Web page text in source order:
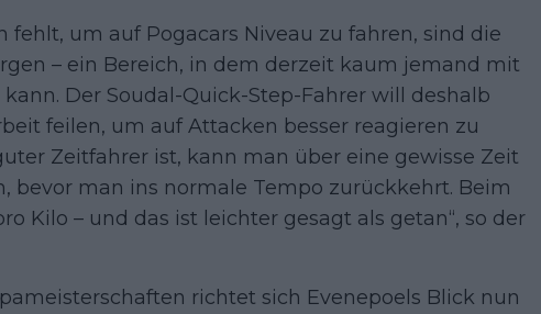
fehlt, um auf Pogacars Niveau zu fahren, sind die
– ein Bereich, in dem derzeit kaum jemand mit
Der Soudal-Quick-Step-Fahrer will deshalb
feilen, um auf Attacken besser reagieren zu
Zeitfahrer ist, kann man über eine gewisse Zeit
bevor man ins normale Tempo zurückkehrt. Beim
Kilo – und das ist leichter gesagt als getan“, so der
richtet sich Evenepoels Blick nun